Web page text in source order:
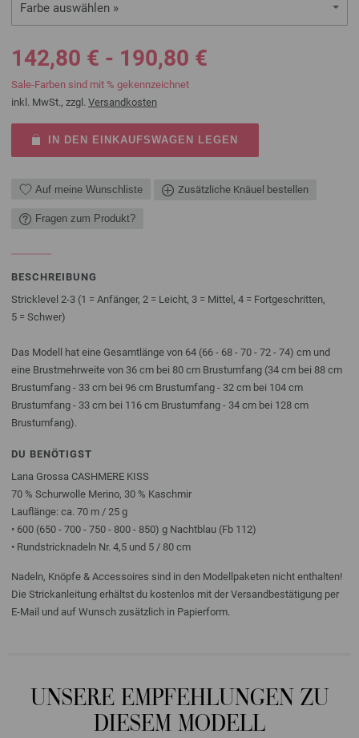
Farbe auswählen »
142,80 € - 190,80 €
Sale-Farben sind mit % gekennzeichnet
inkl. MwSt., zzgl. Versandkosten
IN DEN EINKAUFSWAGEN LEGEN
Auf meine Wunschliste Zusätzliche Knäuel bestellen
Fragen zum Produkt?
BESCHREIBUNG
Stricklevel 2-3 (1 = Anfänger, 2 = Leicht, 3 = Mittel, 4 = Fortgeschritten,
5 = Schwer)
Das Modell hat eine Gesamtlänge von 64 (66 - 68 - 70 - 72 - 74) cm und
eine Brustmehrweite von 36 cm bei 80 cm Brustumfang (34 cm bei 88 cm
Brustumfang - 33 cm bei 96 cm Brustumfang - 32 cm bei 104 cm
Brustumfang - 33 cm bei 116 cm Brustumfang - 34 cm bei 128 cm
Brustumfang).
DU BENÖTIGST
Lana Grossa CASHMERE KISS
70 % Schurwolle Merino, 30 % Kaschmir
Lauflänge: ca. 70 m / 25 g
• 600 (650 - 700 - 750 - 800 - 850) g Nachtblau (Fb 112)
• Rundstricknadeln Nr. 4,5 und 5 / 80 cm
Nadeln, Knöpfe & Accessoires sind in den Modellpaketen nicht enthalten!
Die Strickanleitung erhältst du kostenlos mit der Versandbestätigung per
E-Mail und auf Wunsch zusätzlich in Papierform.
UNSERE EMPFEHLUNGEN ZU
DIESEM MODELL